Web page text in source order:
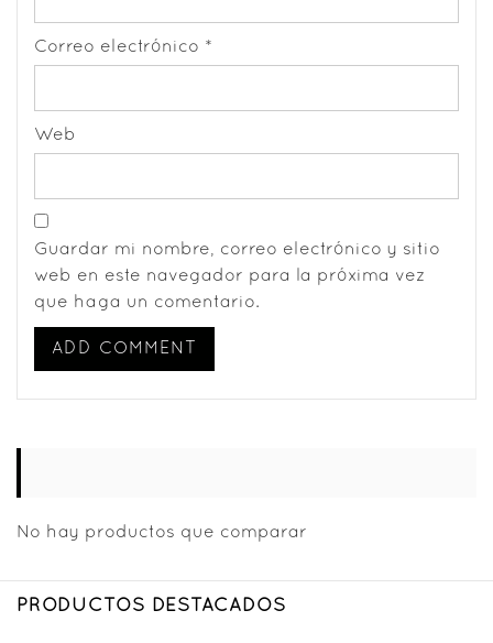
Correo electrónico *
Web
Guardar mi nombre, correo electrónico y sitio
web en este navegador para la próxima vez
que haga un comentario.
No hay productos que comparar
PRODUCTOS DESTACADOS